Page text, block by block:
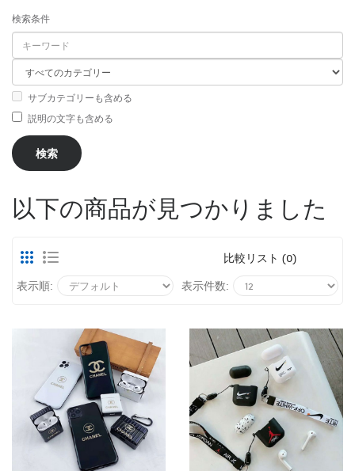
検索条件
サブカテゴリーも含める
説明の文字も含める
以下の商品が見つかりました
比較リスト (0)
表示順:
表示件数: